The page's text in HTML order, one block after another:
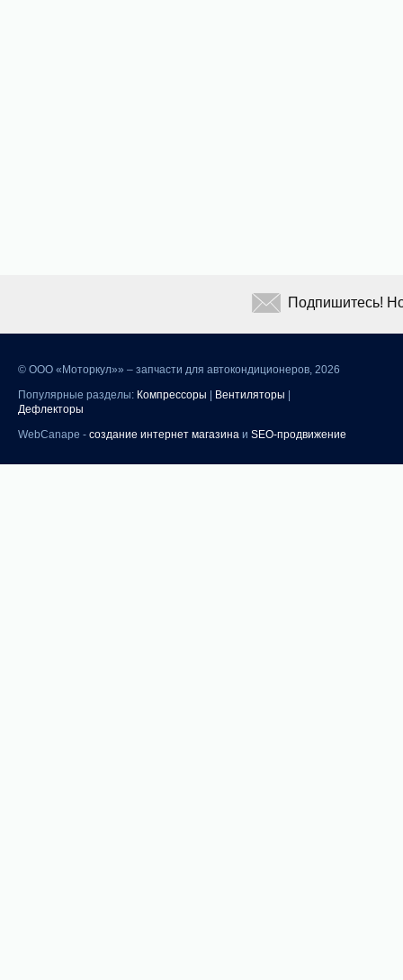
© ООО «Моторкул»» – запчасти для автокондиционеров, 2026
Популярные разделы: Компрессоры Вентиляторы
Дефлекторы
WebCanape - создание интернет магазина и SEO-продвижение
Подпишитесь!